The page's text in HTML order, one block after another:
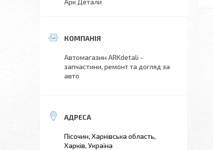
Арк Детали
Автомагазин ARKdetali -
запчастини, ремонт та догляд за
авто
Пісочин, Харківська область,
Харків, Україна